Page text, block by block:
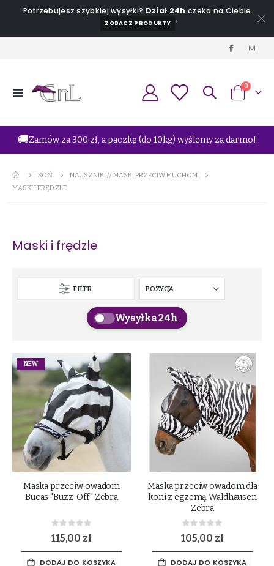
Potrzebujesz szybkiej wysyłki? Dział 24h czeka na Ciebie
ZOBACZ PRODUKTY *
Przełącznik
Koszyk
0
🚚Zamów za 300 zł, a paczkę (do 10kg) wyślemy za darmo!
KOŃ
NAUSZNIKI // MASKI PRZECIW MUCHOM
MASKI I FRĘDZLE
Maski i frędzle
FILTR
Wysyłka 24h
NEW
Maska przeciw owadom
Bucas "Buzz-Off" Zebra
Rating:
0%
115,00 zł
DODAJ DO KOSZYKA
Maska przeciw owadom dla
koni z egzemą Waldhausen
Zebra
Rating:
0%
105,00 zł
DODAJ DO KOSZYKA